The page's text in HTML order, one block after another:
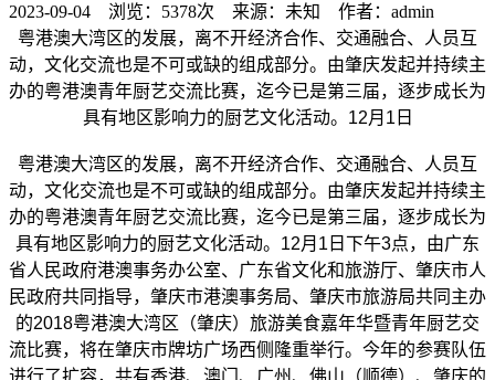
2023-09-04 浏览： 5378次 来源： 未知 作者： admin
粤港澳大湾区的发展，离不开经济合作、交通融合、人员互
动，文化交流也是不可或缺的组成部分。由肇庆发起并持续主
办的粤港澳青年厨艺交流比赛，迄今已是第三届，逐步成长为
具有地区影响力的厨艺文化活动。12月1日
粤港澳大湾区的发展，离不开经济合作、交通融合、人员互
动，文化交流也是不可或缺的组成部分。由肇庆发起并持续主
办的粤港澳青年厨艺交流比赛，迄今已是第三届，逐步成长为
具有地区影响力的厨艺文化活动。12月1日下午3点，由广东
省人民政府港澳事务办公室、广东省文化和旅游厅、肇庆市人
民政府共同指导，肇庆市港澳事务局、肇庆市旅游局共同主办
的2018粤港澳大湾区（肇庆）旅游美食嘉年华暨青年厨艺交
流比赛，将在肇庆市牌坊广场西侧隆重举行。今年的参赛队伍
进行了扩容，共有香港、澳门、广州、佛山（顺德）、肇庆的